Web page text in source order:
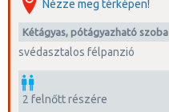
Nézze meg térképen!
kétágyas, pótágyazható szoba
svédasztalos félpanzió
2 felnőtt részére